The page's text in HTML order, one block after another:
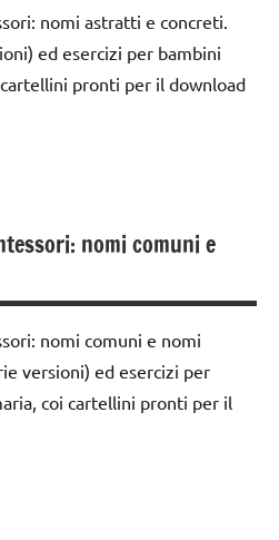
nomi astratti e concreti.
ed esercizi per bambini
pronti per il download
nomi comuni e
nomi comuni e nomi
versioni) ed esercizi per
coi cartellini pronti per il